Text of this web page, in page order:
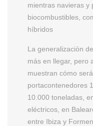
mientras navieras y
biocombustibles,
híbridos
La generalización
más en llegar, pero
muestran cómo
portacontenedores
10.000 toneladas,
eléctricos, en
entre Ibiza y